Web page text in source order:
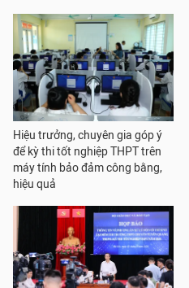
Hiệu trưởng, chuyên gia góp ý
để kỳ thi tốt nghiệp THPT trên
máy tính bảo đảm công bằng,
hiệu quả